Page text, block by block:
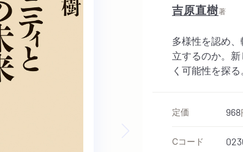
吉原直樹著
多様性を認め
立するのか。
く可能性を探る。
定価 968
Cコード